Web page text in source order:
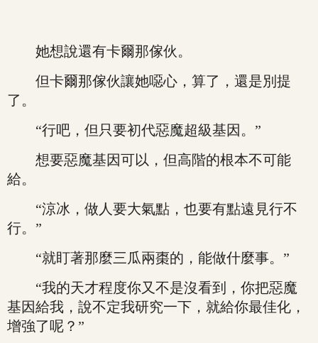
她想說還有卡爾那傢伙。
但卡爾那傢伙讓她噁心，算了，還是別提
了。
“行吧，但只要初代惡魔超級基因。”
想要惡魔基因可以，但高階的根本不可能
給。
“涼冰，做人要大氣點，也要有點遠見行不
行。”
“就盯著那麼三瓜兩棗的，能做什麼事。”
“我的天才程度你又不是沒看到，你把惡魔
基因給我，說不定我研究一下，就給你最佳化，
增強了呢？”